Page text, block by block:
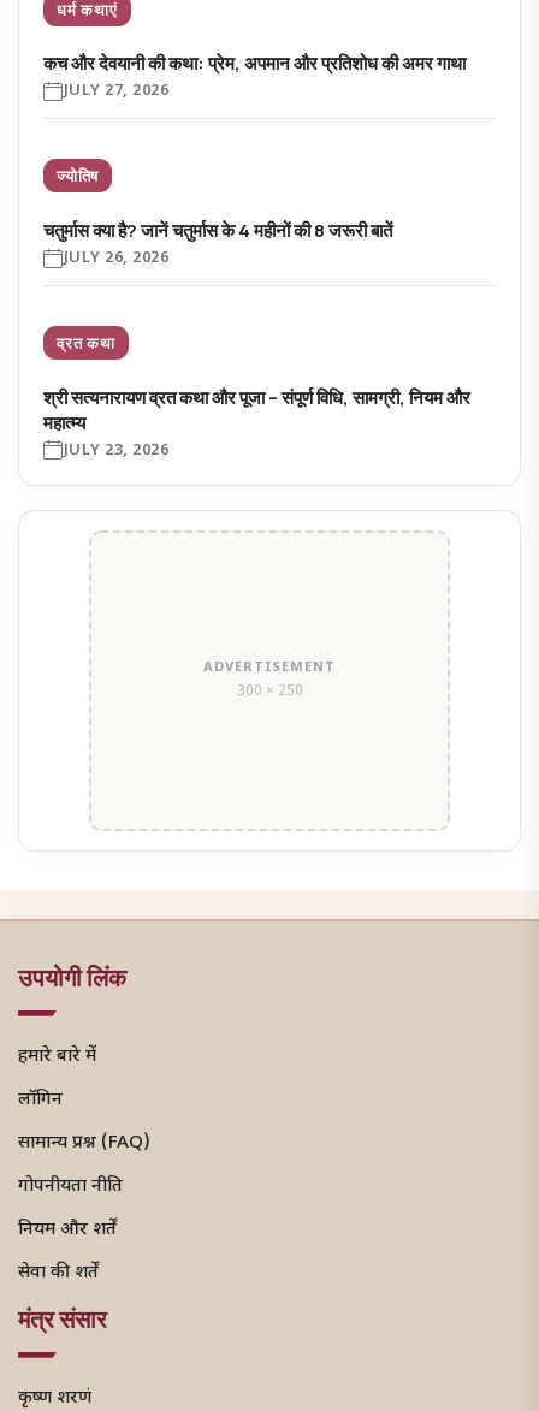
धर्म कथाएं
कच और देवयानी की कथा: प्रेम, अपमान और प्रतिशोध की अमर गाथा
JULY 27, 2026
ज्योतिष
चतुर्मास क्या है? जानें चतुर्मास के 4 महीनों की 8 जरूरी बातें
JULY 26, 2026
व्रत कथा
श्री सत्यनारायण व्रत कथा और पूजा – संपूर्ण विधि, सामग्री, नियम और
महात्म्य
JULY 23, 2026
ADVERTISEMENT
300 × 250
उपयोगी लिंक
हमारे बारे में
लॉगिन
सामान्य प्रश्न (FAQ)
गोपनीयता नीति
नियम और शर्तें
सेवा की शर्तें
मंत्र संसार
कृष्ण शरणं